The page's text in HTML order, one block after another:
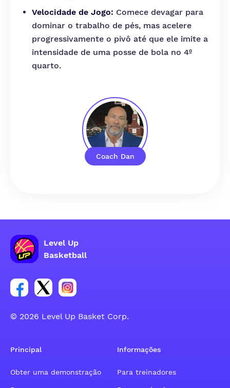
Coach Dan
Velocidade de Jogo: Comece devagar para
dominar o trabalho de pés, mas acelere
progressivamente o pivô até que ele imite a
intensidade de uma posse de bola no 4º
quarto.
Level Up
Basketball
Link para o grupo social da conta do Facebook
Link para o grupo social da conta do tweeter
Link para o grupo social da conta do
© 2026 Level Up Basket Corp.
Principal
Obter uma demonstração
Informações
Para treinadores